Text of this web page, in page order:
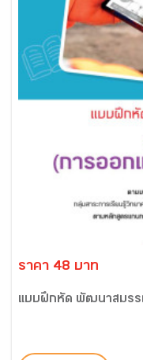
ราคา 48 บาท
แบบฝึกหัด พัฒนาสมรร